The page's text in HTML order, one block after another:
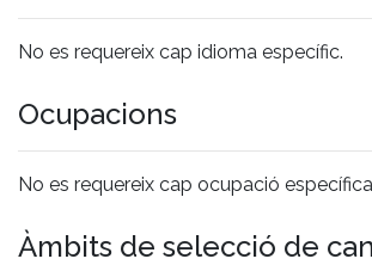
No es requereix cap idioma específic.
Ocupacions
No es requereix cap ocupació
Àmbits de selecció de